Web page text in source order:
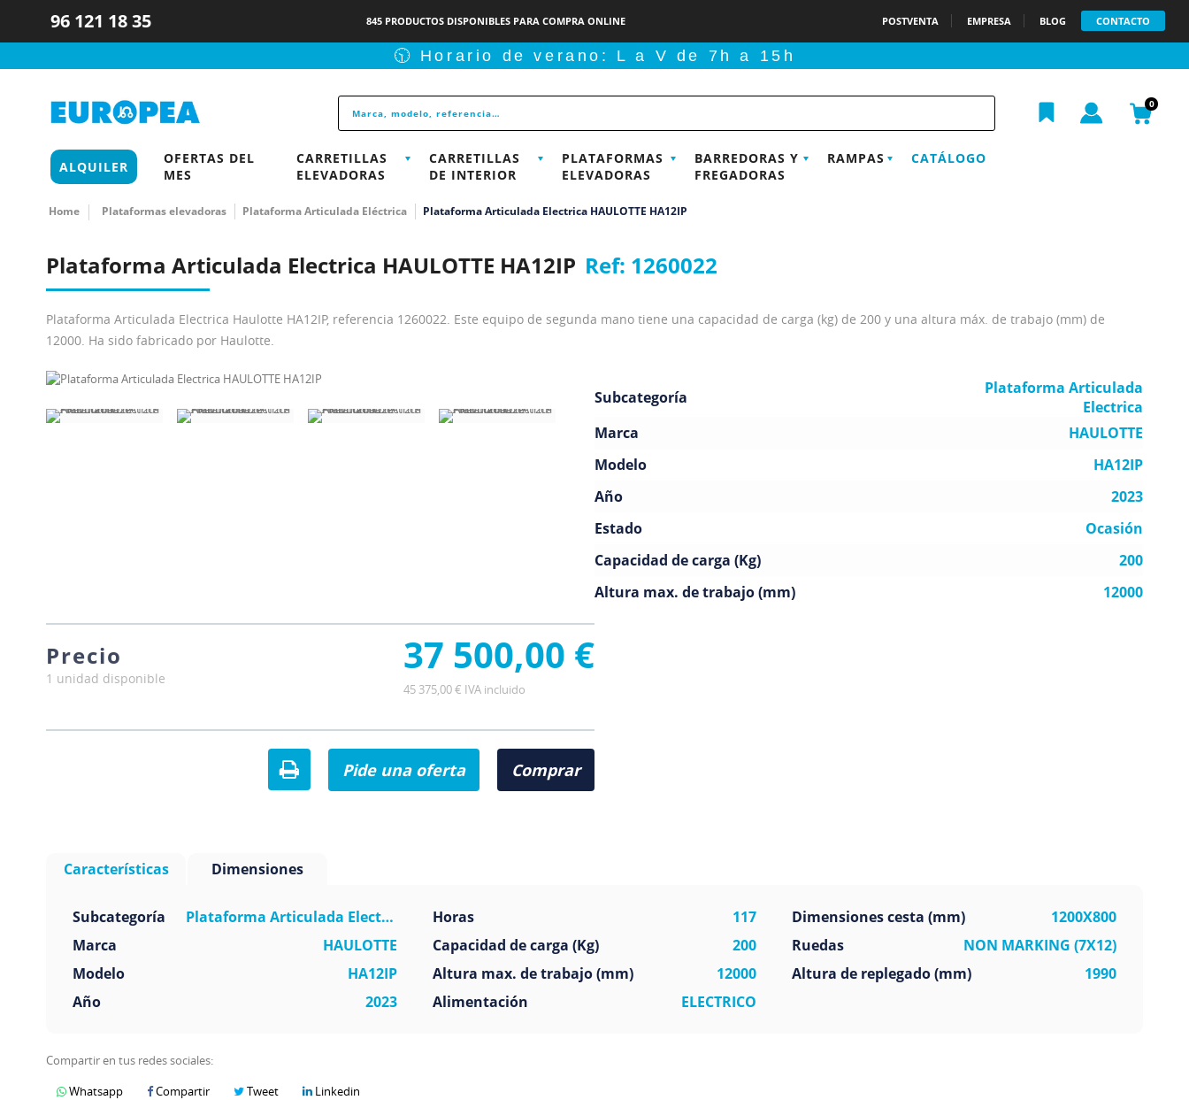
96 121 18 35 845 PRODUCTOS DISPONIBLES PARA COMPRA ONLINE POSTVENTA EMPRESA BLOG CONTACTO
🕥 Horario de verano: L a V de 7h a 15h
0
ALQUILER
OFERTAS DEL
MES
CARRETILLAS
ELEVADORAS
CARRETILLAS
DE INTERIOR
PLATAFORMAS
ELEVADORAS
BARREDORAS Y
FREGADORAS
RAMPAS CATÁLOGO
Home Plataformas elevadoras Plataforma Articulada Eléctrica Plataforma Articulada Electrica HAULOTTE HA12IP
Plataforma Articulada Electrica HAULOTTE HA12IP Ref: 1260022
Plataforma Articulada Electrica Haulotte HA12IP, referencia 1260022. Este equipo de segunda mano tiene una capacidad de carga (kg) de 200 y una altura máx. de trabajo (mm) de
12000. Ha sido fabricado por Haulotte.
Subcategoría
Plataforma Articulada
Electrica
Marca
HAULOTTE
Modelo
HA12IP
Año
2023
Estado
Ocasión
Capacidad de carga (Kg)
200
Altura max. de trabajo (mm)
12000
Precio
1 unidad disponible 37 500,00 €
45 375,00 € IVA incluido
Comprar
Pide una oferta
Características
Subcategoría
Plataforma Articulada Electrica
Marca
HAULOTTE
Modelo
HA12IP
Año
2023
Horas
117
Capacidad de carga (Kg)
200
Altura max. de trabajo (mm)
12000
Alimentación
ELECTRICO
Dimensiones cesta (mm)
1200X800
Ruedas
NON MARKING (7X12)
Altura de replegado (mm)
1990
Dimensiones
Compartir en tus redes sociales:
Whatsapp
Compartir Tweet Linkedin